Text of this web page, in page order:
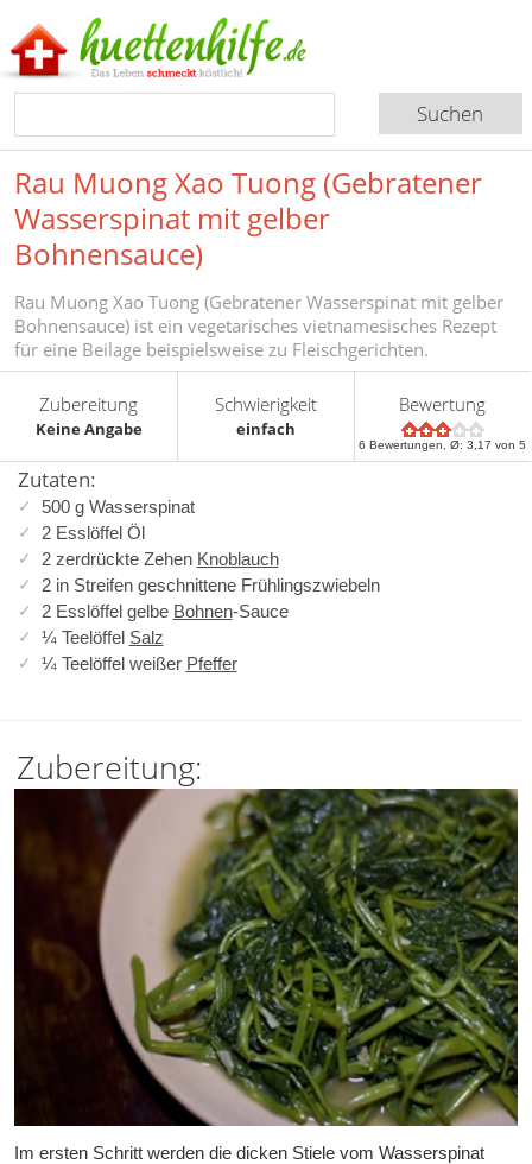
Rau Muong Xao Tuong (Gebratener
Wasserspinat mit gelber
Bohnensauce)
Rau Muong Xao Tuong (Gebratener Wasserspinat mit gelber
Bohnensauce) ist ein vegetarisches vietnamesisches Rezept
für eine Beilage beispielsweise zu Fleischgerichten.
Zubereitung
Keine Angabe
Schwierigkeit
einfach
Bewertung
6 Bewertungen, Ø:3,17 von 5
Zutaten:
500 g Wasserspinat
2 Esslöffel Öl
2 zerdrückte Zehen Knoblauch
2 in Streifen geschnittene Frühlingszwiebeln
2 Esslöffel gelbe Bohnen-Sauce
¼ Teelöffel Salz
¼ Teelöffel weißer Pfeffer
Zubereitung:
Im ersten Schritt werden die dicken Stiele vom Wasserspinat